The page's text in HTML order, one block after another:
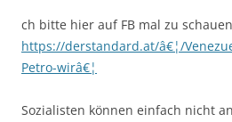
ch bitte hier auf FB mal zu
https://derstandard.at/â€¦/
Petro-wirâ€¦
Sozialisten können einfach nicht